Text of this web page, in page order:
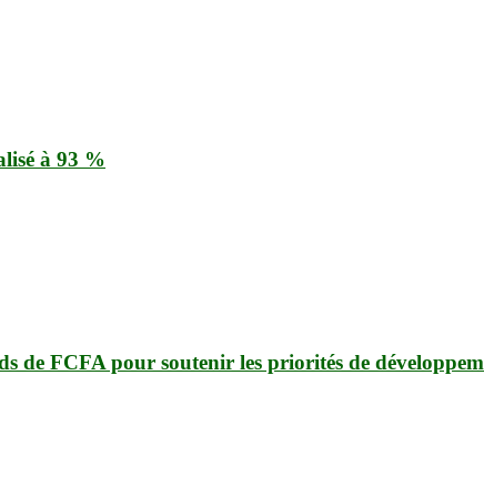
à 93 %
de FCFA pour soutenir les priorités de